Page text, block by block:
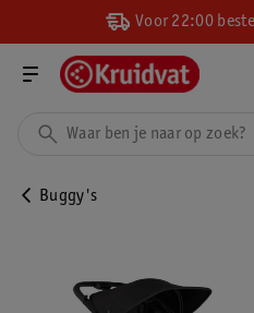
Voor 22:00
Buggy's